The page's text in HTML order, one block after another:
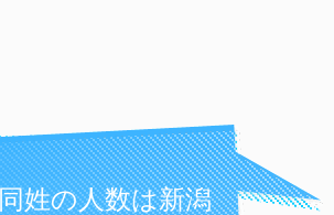
姓の人数は新潟